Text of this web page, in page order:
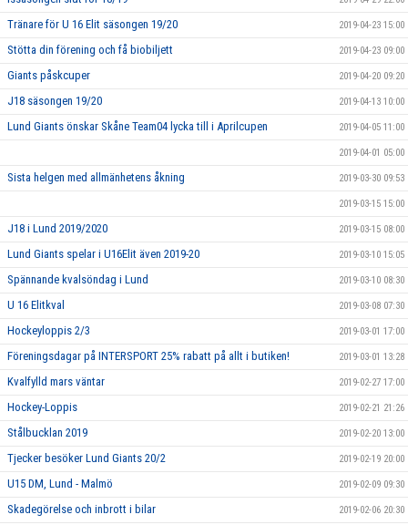
Tränare för U 16 Elit säsongen 19/20 2019-04-23 15:00
Stötta din förening och få biobiljett 2019-04-23 09:00
Giants påskcuper 2019-04-20 09:20
J18 säsongen 19/20 2019-04-13 10:00
Lund Giants önskar Skåne Team04 lycka till i Aprilcupen 2019-04-05 11:00
2019-04-01 05:00
Sista helgen med allmänhetens åkning 2019-03-30 09:53
2019-03-15 15:00
J18 i Lund 2019/2020 2019-03-15 08:00
Lund Giants spelar i U16Elit även 2019-20 2019-03-10 15:05
Spännande kvalsöndag i Lund 2019-03-10 08:30
U 16 Elitkval 2019-03-08 07:30
Hockeyloppis 2/3 2019-03-01 17:00
Föreningsdagar på INTERSPORT 25% rabatt på allt i butiken! 2019-03-01 13:28
Kvalfylld mars väntar 2019-02-27 17:00
Hockey-Loppis 2019-02-21 21:26
Stålbucklan 2019 2019-02-20 13:00
Tjecker besöker Lund Giants 20/2 2019-02-19 20:00
U15 DM, Lund - Malmö 2019-02-09 09:30
Skadegörelse och inbrott i bilar 2019-02-06 20:30